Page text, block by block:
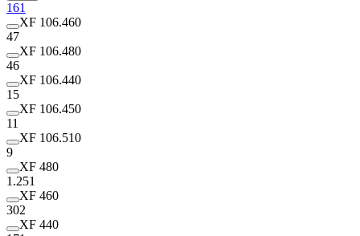
161
XF 106.460
47
XF 106.480
46
XF 106.440
15
XF 106.450
11
XF 106.510
9
XF 480
1.251
XF 460
302
XF 440